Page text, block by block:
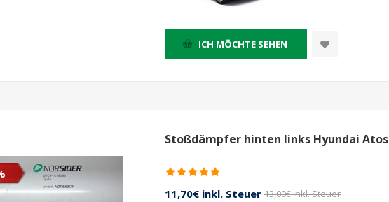
ICH MÖCHTE SEHEN
Stoßdämpfer hinten links Hyundai Atos
11,70€ inkl. Steuer 13,00€ inkl. Steuer